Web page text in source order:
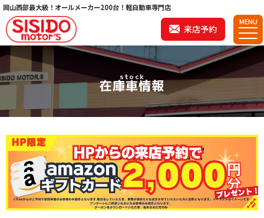
岡山西部最大級！オールメーカー200台！軽自動車専門店
来店予約
MENU
stock
在庫車情報